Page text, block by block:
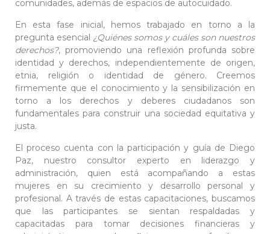
comunidades, además de espacios de autocuidado.
En esta fase inicial, hemos trabajado en torno a la
pregunta esencial ¿Quiénes somos y cuáles son nuestros
derechos?, promoviendo una reflexión profunda sobre
identidad y derechos, independientemente de origen,
etnia, religión o identidad de género. Creemos
firmemente que el conocimiento y la sensibilización en
torno a los derechos y deberes ciudadanos son
fundamentales para construir una sociedad equitativa y
justa.
El proceso cuenta con la participación y guía de Diego
Paz, nuestro consultor experto en liderazgo y
administración, quien está acompañando a estas
mujeres en su crecimiento y desarrollo personal y
profesional. A través de estas capacitaciones, buscamos
que las participantes se sientan respaldadas y
capacitadas para tomar decisiones financieras y